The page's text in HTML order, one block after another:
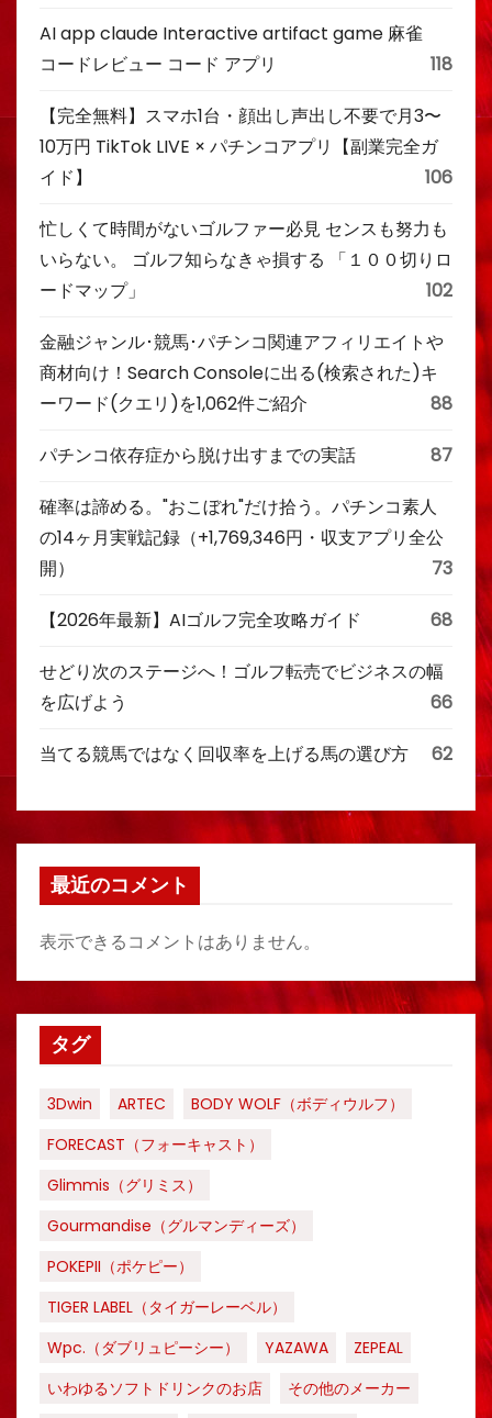
AI app claude Interactive artifact game 麻雀
コードレビュー コード アプリ
118
【完全無料】スマホ1台・顔出し声出し不要で月3〜
10万円 TikTok LIVE × パチンコアプリ【副業完全ガ
イド】
106
忙しくて時間がないゴルファー必見 センスも努力も
いらない。 ゴルフ知らなきゃ損する 「１００切りロ
ードマップ」
102
金融ジャンル･競馬･パチンコ関連アフィリエイトや
商材向け！Search Consoleに出る(検索された)キ
ーワード(クエリ)を1,062件ご紹介
88
パチンコ依存症から脱け出すまでの実話 87
確率は諦める。"おこぼれ"だけ拾う。パチンコ素人
の14ヶ月実戦記録（+1,769,346円・収支アプリ全公
開）
73
【2026年最新】AIゴルフ完全攻略ガイド 68
せどり次のステージへ！ゴルフ転売でビジネスの幅
を広げよう
66
当てる競馬ではなく回収率を上げる馬の選び方 62
最近のコメント
表示できるコメントはありません。
タグ
3Dwin ARTEC
BODY WOLF（ボディウルフ）
FORECAST（フォーキャスト）
Glimmis（グリミス）
Gourmandise（グルマンディーズ）
POKEPII（ポケピー）
TIGER LABEL（タイガーレーベル）
Wpc.（ダブリュピーシー）
YAZAWA
ZEPEAL
いわゆるソフトドリンクのお店
その他のメーカー